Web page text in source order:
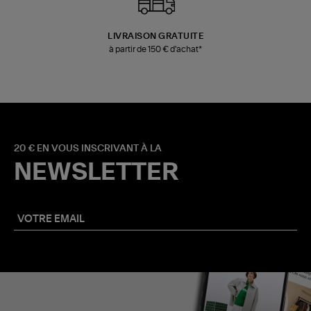
LIVRAISON GRATUITE
à partir de 150 € d'achat*
20 € EN VOUS INSCRIVANT À LA
NEWSLETTER